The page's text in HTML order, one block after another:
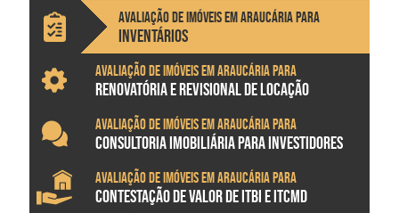
Avaliação de imóveis em Araucária para
INVENTÁRIOS
Avaliação de imóveis em Araucária para
RENOVATÓRIA E REVISIONAL DE LOCAÇÃO
Avaliação de imóveis em Araucária para
CONSULTORIA IMOBILIÁRIA PARA INVESTIDORES
Avaliação de imóveis em Araucária para
CONTESTAÇÃO DE VALOR DE ITBI E ITCMD